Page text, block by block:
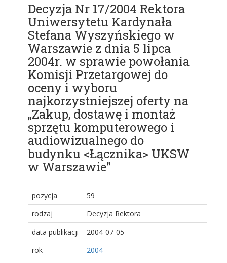
Decyzja Nr 17/2004 Rektora
Uniwersytetu Kardynała
Stefana Wyszyńskiego w
Warszawie z dnia 5 lipca
2004r. w sprawie powołania
Komisji Przetargowej do
oceny i wyboru
najkorzystniejszej oferty na
„Zakup, dostawę i montaż
sprzętu komputerowego i
audiowizualnego do
budynku <Łącznika> UKSW
w Warszawie”
pozycja
59
rodzaj
Decyzja Rektora
data publikacji
2004-07-05
rok
2004